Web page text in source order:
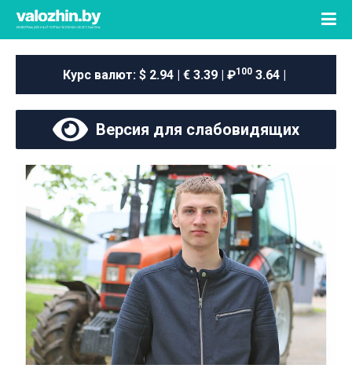
Курс валют: $ 2.94 | € 3.39 | ₽100 3.64 |
Версия для слабовидящих